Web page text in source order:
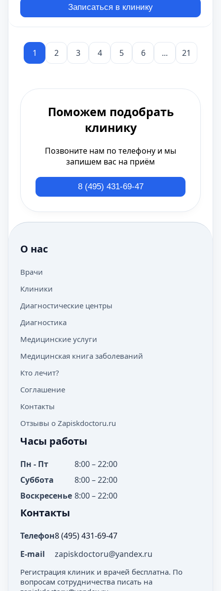
Записаться в клинику
1 2 3 4 5 6 ... 21
Поможем подобрать
клинику
Позвоните нам по телефону и мы
запишем вас на приём
8 (495) 431-69-47
О нас
Врачи
Клиники
Диагностические центры
Диагностика
Медицинские услуги
Медицинская книга заболеваний
Кто лечит?
Соглашение
Контакты
Отзывы о Zapiskdoctoru.ru
Часы работы
Пн - Пт
8:00 – 22:00
Суббота
8:00 – 22:00
Воскресенье 8:00 – 22:00
Контакты
Телефон8 (495) 431-69-47
E-mail
zapiskdoctoru@yandex.ru
Регистрация клиник и врачей бесплатна. По
вопросам сотрудничества писать на